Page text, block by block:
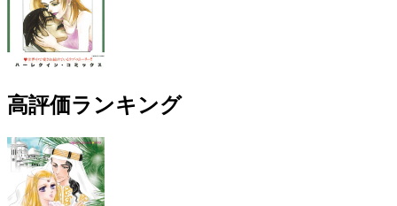
高評価ランキング